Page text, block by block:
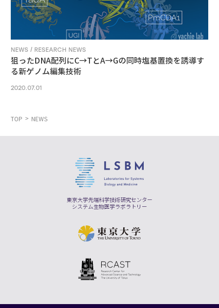
NEWS / RESEARCH NEWS
狙ったDNA配列にC→TとA→Gの同時塩基置換を誘導す
る新ゲノム編集技術
2020.07.01
TOP NEWS
東京大学先端科学技術研究センター
システム生物医学ラボラトリー